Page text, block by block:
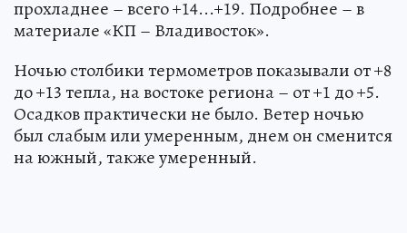
прохладнее – всего +14...+19. Подробнее – в
материале «КП – Владивосток».
Ночью столбики термометров показывали от +8
до +13 тепла, на востоке региона – от +1 до +5.
Осадков практически не было. Ветер ночью
был слабым или умеренным, днем он сменится
на южный, также умеренный.